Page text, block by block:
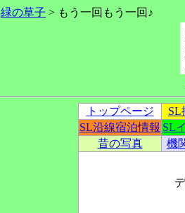
緑の草子 > もう一回もう一回♪
トップページ SL
SL沿線宿泊情報 SL
昔の写真
機